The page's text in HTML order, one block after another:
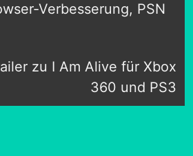
Verbesserung, PSN
zu I Am Alive für Xbox
360 und PS3